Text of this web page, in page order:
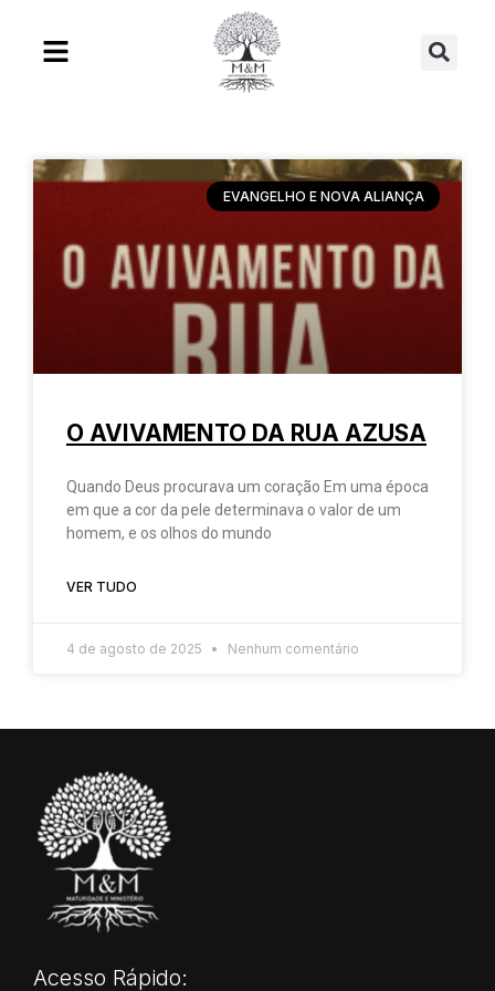
EVANGELHO E NOVA ALIANÇA
O AVIVAMENTO DA RUA AZUSA
Quando Deus procurava um coração Em uma época
em que a cor da pele determinava o valor de um
homem, e os olhos do mundo
VER TUDO
4 de agosto de 2025 Nenhum comentário
Acesso Rápido: